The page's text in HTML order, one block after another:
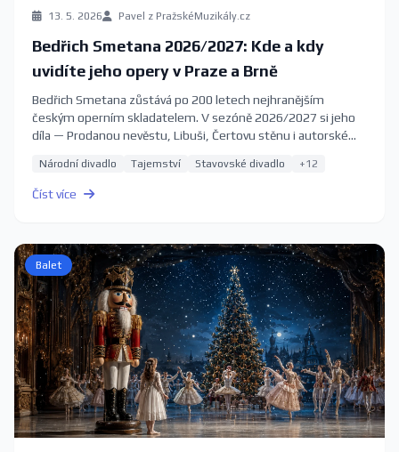
13. 5. 2026 Pavel z PražskéMuzikály.cz
Bedřich Smetana 2026/2027: Kde a kdy
uvidíte jeho opery v Praze a Brně
Bedřich Smetana zůstává po 200 letech nejhranějším
českým operním skladatelem. V sezóně 2026/2027 si jeho
díla — Prodanou nevěstu, Libuši, Čertovu stěnu i autorské
předních scénách v Praze a Brně. Kompletní průvodce s
aktuálními termíny a vstupenkami.
Národní divadlo Tajemství Stavovské divadlo +12
Číst více
Balet